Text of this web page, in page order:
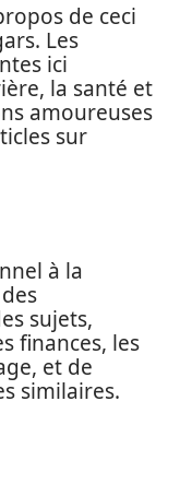
de ceci
Les
ici
la santé et
amoureuses
sur
à la
sujets,
finances, les
et de
similaires.